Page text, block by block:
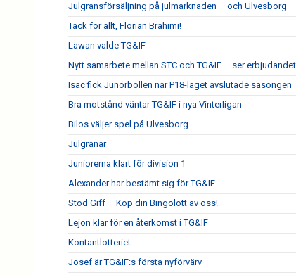
Julgransförsäljning på julmarknaden – och Ulvesborg
Tack för allt, Florian Brahimi!
Lawan valde TG&IF
Nytt samarbete mellan STC och TG&IF – ser erbjudandet
Isac fick Junorbollen när P18-laget avslutade säsongen
Bra motstånd väntar TG&IF i nya Vinterligan
Bilos väljer spel på Ulvesborg
Julgranar
Juniorerna klart för division 1
Alexander har bestämt sig för TG&IF
Stöd Giff – Köp din Bingolott av oss!
Lejon klar för en återkomst i TG&IF
Kontantlotteriet
Josef är TG&IF:s första nyförvärv